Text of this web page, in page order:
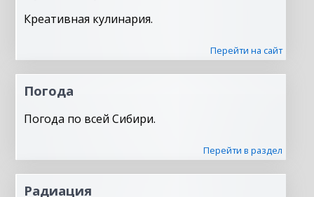
Креативная кулинария.
Перейти на сайт
Погода
Погода по всей Сибири.
Перейти в раздел
Радиация